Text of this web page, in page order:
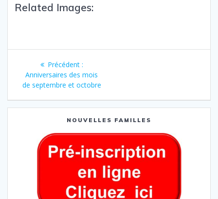
Related Images:
Précédent :
Anniversaires des mois
de septembre et octobre
NOUVELLES FAMILLES